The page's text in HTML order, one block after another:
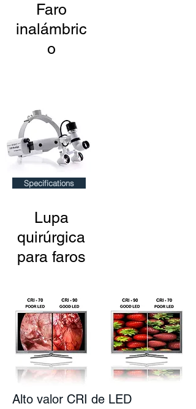
Faro
inalámbric
o
Specifications
Lupa
quirúrgica
para faros
Alto valor CRI de LED